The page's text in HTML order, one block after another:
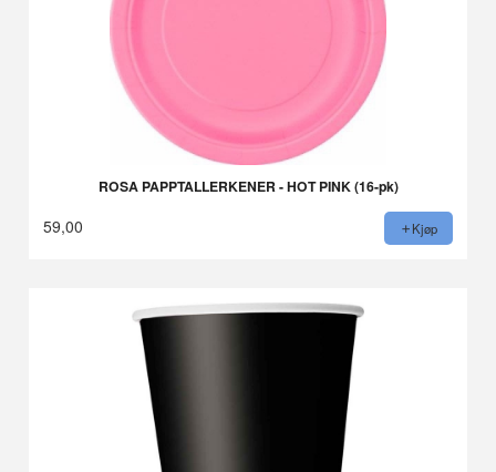
ROSA PAPPTALLERKENER - HOT PINK (16-pk)
59,00 Kjøp